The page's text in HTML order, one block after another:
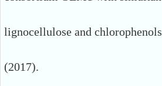
lignocellulose and
(2017).